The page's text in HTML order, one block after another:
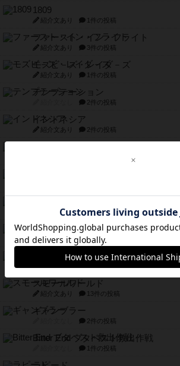
1809
紹介文あり 1件の投稿
ファースト・イン・フライト
紹介文あり 3件の投稿
モズビ－ズ・レイダ－ズ
紹介文あり 1件の投稿
テンプテーション
2件の投稿
インドネシア
紹介文あり 2件の投稿
紹介文なし 1件の投稿
ブラヴェスト
紹介文なし 1件の投稿
スペクタキュラー
スモールワールド
紹介文あり 13件の投稿
ギャンブラー
2件の投稿
Bitter End ブタペスト救出作戦
1件の投稿